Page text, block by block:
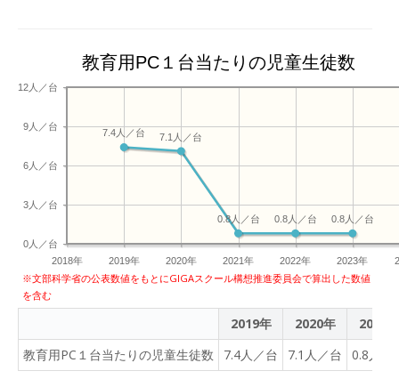
童生徒の健康への配慮等に関す
家庭で気をつけていただきたい
つのやくそく（児童用）（PDF
134キロバイト） タブレット使用時の約束 ・使わない
ないよう注意してください）。
のや、水や飲み物などは置かな
なところや踏まれそうな場所に
端末を持ったまま走らない。 ・
家庭で準備された場合、使用し
は使用しない。 ・端末を磁石の
けたりしない。（端末が故障す
改造はしない。 ・必要以上に家
失・盗難にも注意する。 インタ
しました。（※団体名であ
るテラ・ルネッサンスの中
国語表記） このたび、
る「日台高校生交流会」を
開催します。異なった文化
や教育背景を持つ生徒たち
が国際問題について意見交
見を受け入れながら多面的
に考え、自らの考えを発展
させることを学びます。グ
ました。また、第2弾の取
り組みとして、2021年4月
から1年間、宇宙をテーマ
には学習を促したり、能力
教育用PC１台当たりの児童生徒数
2018年 2019年 2020年 2021年 2022年 2023年
0人／台
3人／台
6人／台
9人／台
12人／台
0.8人／台
0.8人／台
0.8人／台
7.1人／台
7.4人／台
※文部科学省の公表数値をもとにGIGAスクール構想推進委員会で算出した数値
を含む
2019年 2020年
2021年
教育用PC１台当たりの児童生徒数
7.4人／台 7.1人／台 0.8人／